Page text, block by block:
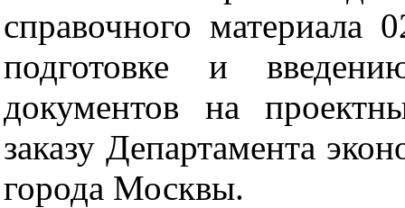
справочного материала
подготовке и
документов на
заказу Департамента
города Москвы.